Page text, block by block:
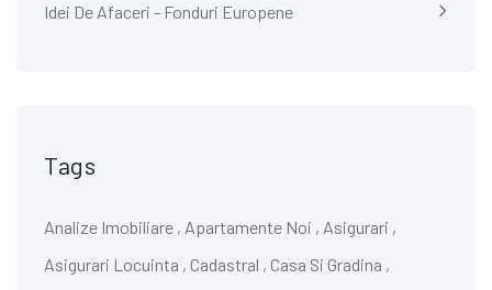
Idei De Afaceri - Fonduri Europene
Tags
Analize Imobiliare , Apartamente Noi , Asigurari ,
Asigurari Locuinta , Cadastral , Casa Si Gradina ,